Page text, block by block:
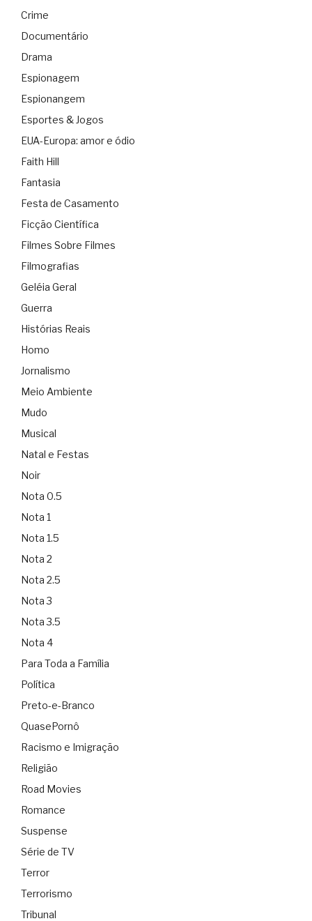
Crime
Documentário
Drama
Espionagem
Espionangem
Esportes & Jogos
EUA-Europa: amor e ódio
Faith Hill
Fantasia
Festa de Casamento
Ficção Científica
Filmes Sobre Filmes
Filmografias
Geléia Geral
Guerra
Histórias Reais
Homo
Jornalismo
Meio Ambiente
Mudo
Musical
Natal e Festas
Noir
Nota 0.5
Nota 1
Nota 1.5
Nota 2
Nota 2.5
Nota 3
Nota 3.5
Nota 4
Para Toda a Família
Política
Preto-e-Branco
QuasePornô
Racismo e Imigração
Religião
Road Movies
Romance
Suspense
Série de TV
Terror
Terrorismo
Tribunal